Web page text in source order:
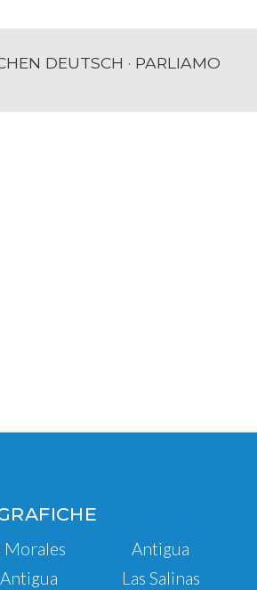
DEUTSCH · PARLIAMO
Morales
Antigua
Las Salinas